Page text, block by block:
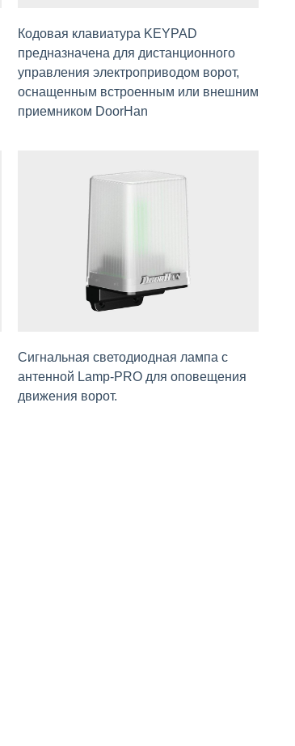
Кодовая клавиатура KEYPAD
предназначена для дистанционного
управления электроприводом ворот,
оснащенным встроенным или внешним
приемником DoorHan
Сигнальная светодиодная лампа с
антенной Lamp-PRO для оповещения
движения ворот.